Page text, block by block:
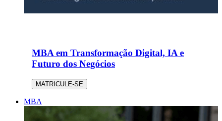
MBA em Transformação Digital, IA e
Futuro dos Negócios
MATRICULE-SE
MBA